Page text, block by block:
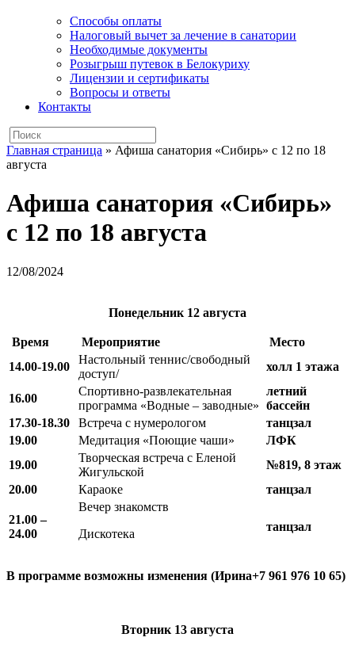
Способы оплаты
Налоговый вычет за лечение в санатории
Необходимые документы
Розыгрыш путевок в Белокуриху
Лицензии и сертификаты
Вопросы и ответы
Контакты
Главная страница » Афиша санатория «Сибирь» с 12 по 18
августа
Афиша санатория «Сибирь»
с 12 по 18 августа
12/08/2024
Понедельник 12 августа
Время Мероприятие
Место
14.00-19.00
Настольный теннис/свободный
доступ/
холл 1 этажа
16.00
Спортивно-развлекательная
программа «Водные – заводные»
летний
бассейн
17.30-18.30
Встреча с нумерологом
танцзал
19.00
Медитация «Поющие чаши»
ЛФК
19.00
Творческая встреча с Еленой
Жигульской
№819, 8 этаж
20.00
Караоке танцзал
21.00 –
24.00
Вечер знакомств
Дискотека
танцзал
В программе возможны изменения (Ирина+7 961 976 10 65)
Вторник 13 августа